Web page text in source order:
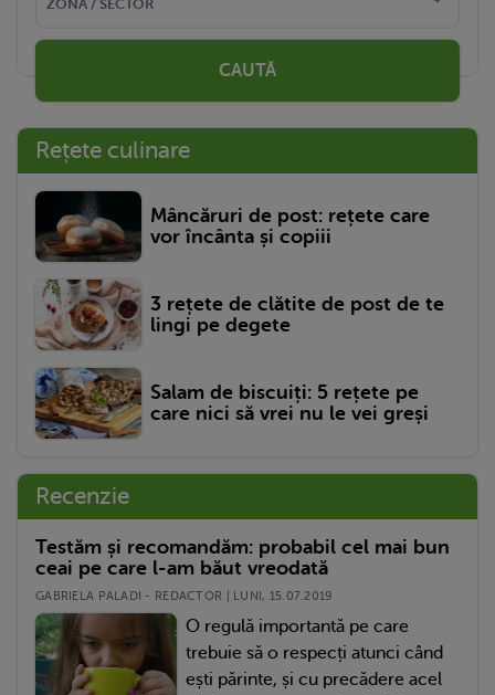
CAUTĂ
Rețete culinare
Mâncăruri de post: rețete care
vor încânta și copiii
3 rețete de clătite de post de te
lingi pe degete
Salam de biscuiți: 5 rețete pe
care nici să vrei nu le vei greși
Recenzie
Testăm și recomandăm: probabil cel mai bun
ceai pe care l-am băut vreodată
GABRIELA PALADI - REDACTOR | LUNI, 15.07.2019
O regulă importantă pe care
trebuie să o respecți atunci când
ești părinte, și cu precădere acel